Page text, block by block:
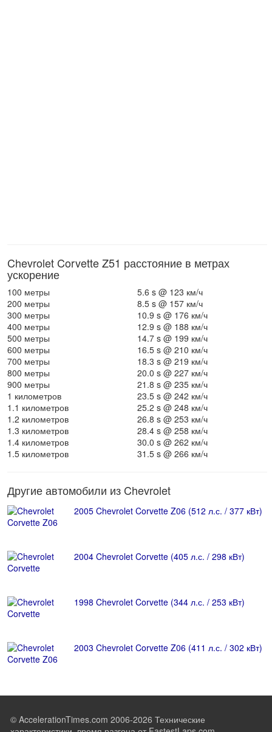
Chevrolet Corvette Z51 расстояние в метрах
ускорение
100 метры
5.6 s @ 123 км/ч
200 метры
8.5 s @ 157 км/ч
300 метры
10.9 s @ 176 км/ч
400 метры
12.9 s @ 188 км/ч
500 метры
14.7 s @ 199 км/ч
600 метры
16.5 s @ 210 км/ч
700 метры
18.3 s @ 219 км/ч
800 метры
20.0 s @ 227 км/ч
900 метры
21.8 s @ 235 км/ч
1 километров
23.5 s @ 242 км/ч
1.1 километров
25.2 s @ 248 км/ч
1.2 километров
26.8 s @ 253 км/ч
1.3 километров
28.4 s @ 258 км/ч
1.4 километров
30.0 s @ 262 км/ч
1.5 километров
31.5 s @ 266 км/ч
Другие автомобили из Chevrolet
2005 Chevrolet Corvette Z06 (512 л.с. / 377 кВт)
2004 Chevrolet Corvette (405 л.с. / 298 кВт)
1998 Chevrolet Corvette (344 л.с. / 253 кВт)
2003 Chevrolet Corvette Z06 (411 л.с. / 302 кВт)
© AccelerationTimes.com 2006-2026 Технические